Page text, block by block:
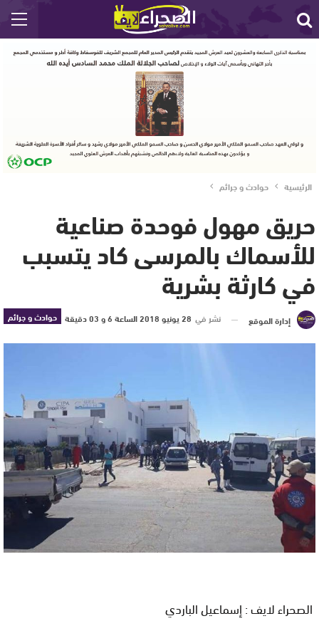
الرئيسية حوادث و جرائم
حريق مهول فوحدة صناعية
للأسماك بالمرسى كاد يتسبب
في كارثة بشرية
حوادث و جرائم إدارة الموقع نشر في 28 يونيو 2018 الساعة 6 و 03 دقيقة
الصحراء لايف : إسماعيل الباردي